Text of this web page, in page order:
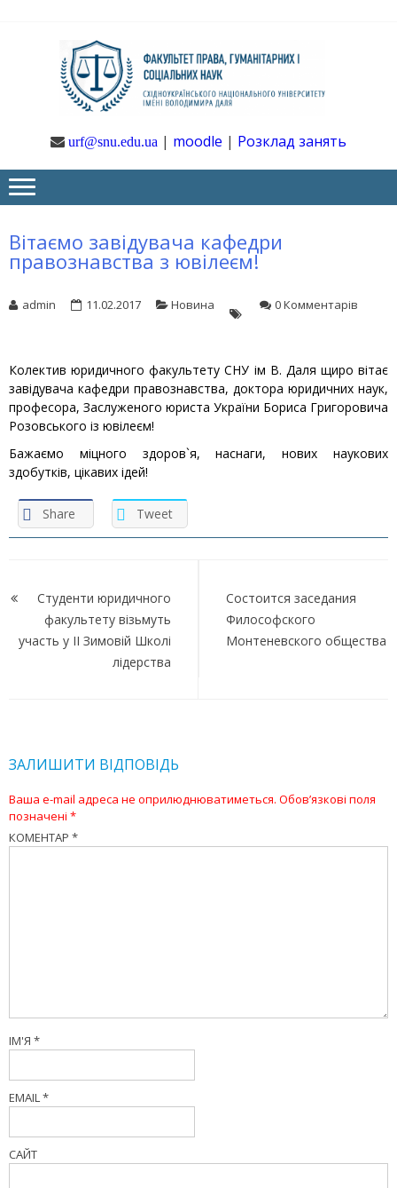
navigation
І
urf@snu.edu.ua | moodle | Розклад занять
Вітаємо завідувача кафедри
правознавства з ювілеєм!
admin 11.02.2017 Новина 0 Комментарів
Колектив юридичного факультету СНУ ім В. Даля щиро вітає
завідувача кафедри правознавства, доктора юридичних наук,
професора, Заслуженого юриста України Бориса Григоровича
Розовського із ювілеєм!
Бажаємо міцного здоров`я, наснаги, нових наукових
здобутків, цікавих ідей!
Share Tweet
записів
Студенти юридичного
факультету візьмуть
участь у ІІ Зимовій Школі
лідерства
Состоится заседания
Философского
Монтеневского общества
ЗАЛИШИТИ ВІДПОВІДЬ
Ваша e-mail адреса не оприлюднюватиметься. Обов’язкові поля
позначені *
КОМЕНТАР *
ІМ'Я *
EMAIL*
САЙТ